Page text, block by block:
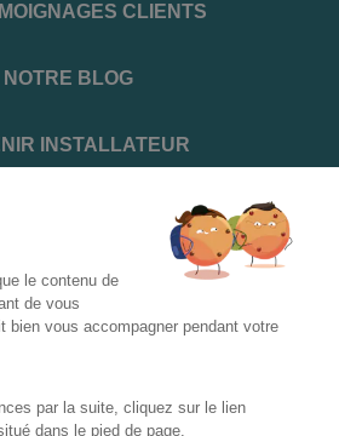
CLIENTS
NOTRE BLOG
INSTALLATEUR
APRÈS VENTE
OFFICIELS